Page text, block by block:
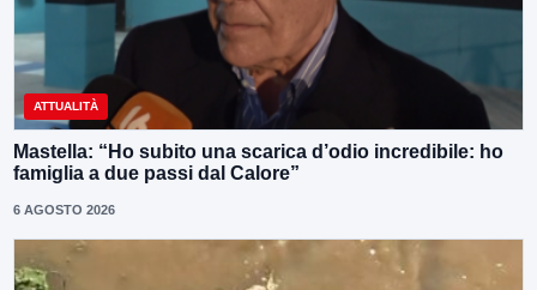
ATTUALITÀ
Mastella: “Ho subito una scarica d’odio incredibile: ho
famiglia a due passi dal Calore”
6 AGOSTO 2026